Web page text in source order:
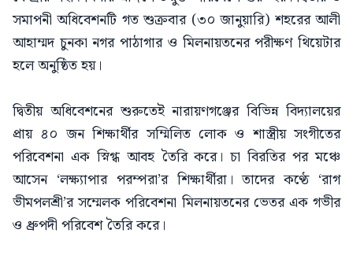
সমাপনী অধিবেশনটি গত শুক্রবার (৩০ জানুয়ারি) শহরের আলী
আহাম্মদ চুনকা নগর পাঠাগার ও মিলনায়তনের পরীক্ষণ থিয়েটার
হলে অনুষ্ঠিত হয়।
দ্বিতীয় অধিবেশনের শুরুতেই নারায়ণগঞ্জের বিভিন্ন বিদ্যালয়ের
প্রায় ৪০ জন শিক্ষার্থীর সম্মিলিত লোক ও শাস্ত্রীয় সংগীতের
পরিবেশনা এক স্নিগ্ধ আবহ তৈরি করে। চা বিরতির পর মঞ্চে
আসেন ‘লক্ষ্যাপার পরম্পরা’র শিক্ষার্থীরা। তাদের কণ্ঠে ‘রাগ
ভীমপলশ্রী’র সম্মেলক পরিবেশনা মিলনায়তনের ভেতর এক গভীর
ও ধ্রুপদী পরিবেশ তৈরি করে।